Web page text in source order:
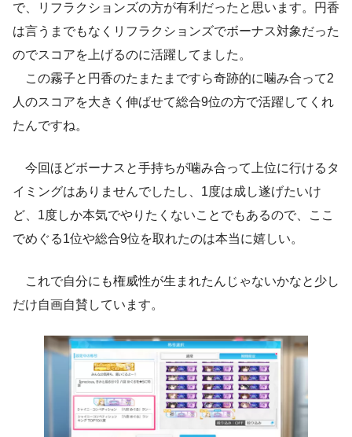
で、リフラクションズの方が有利だったと思います。円香
は言うまでもなくリフラクションズでボーナス対象だった
のでスコアを上げるのに活躍してました。
この霧子と円香のたまたまですら奇跡的に噛み合って2
人のスコアを大きく伸ばせて総合9位の方で活躍してくれ
たんですね。
今回ほどボーナスと手持ちが噛み合って上位に行けるタ
イミングはありませんでしたし、1度は成し遂げたいけ
ど、1度しか本気でやりたくないことでもあるので、ここ
でめぐる1位や総合9位を取れたのは本当に嬉しい。
これで自分にも権威性が生まれたんじゃないかなと少し
だけ自画自賛しています。